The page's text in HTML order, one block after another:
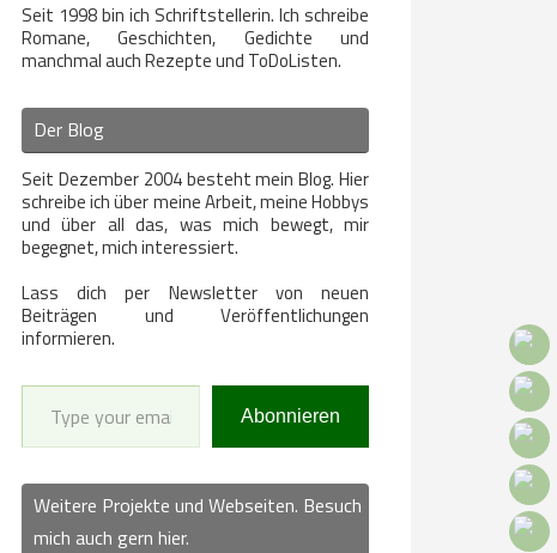
Seit 1998 bin ich Schriftstellerin. Ich schreibe
Romane, Geschichten, Gedichte und
manchmal auch Rezepte und ToDoListen.
Der Blog
Seit Dezember 2004 besteht mein Blog. Hier
schreibe ich über meine Arbeit, meine Hobbys
und über all das, was mich bewegt, mir
begegnet, mich interessiert.
Lass dich per Newsletter von neuen
Beiträgen und Veröffentlichungen
informieren.
Type your email…
Abonnieren
Weitere Projekte und Webseiten. Besuch
mich auch gern hier.